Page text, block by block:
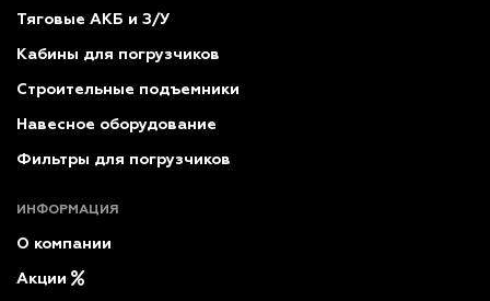
Тяговые АКБ и З/У
Кабины для погрузчиков
Строительные подъемники
Навесное оборудование
Фильтры для погрузчиков
ИНФОРМАЦИЯ
О компании
Акции